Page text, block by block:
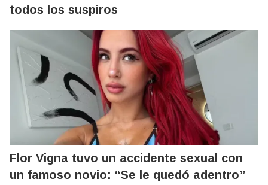
todos los suspiros
Flor Vigna tuvo un accidente sexual con
un famoso novio: “Se le quedó adentro”